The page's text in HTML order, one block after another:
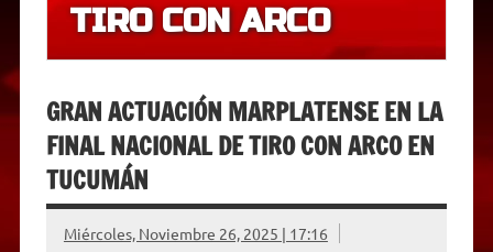
TIRO CON ARCO
GRAN ACTUACIÓN MARPLATENSE EN LA
FINAL NACIONAL DE TIRO CON ARCO EN
TUCUMÁN
Miércoles, Noviembre 26, 2025 | 17:16